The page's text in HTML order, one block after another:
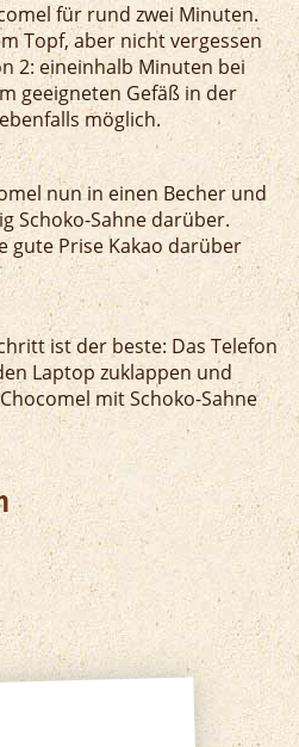
für rund zwei Minuten.
Topf, aber nicht vergessen
2: eineinhalb Minuten bei
geeigneten Gefäß in der
möglich.
nun in einen Becher und
Schoko-Sahne darüber.
gute Prise Kakao darüber
ist der beste: Das Telefon
Laptop zuklappen und
mit Schoko-Sahne